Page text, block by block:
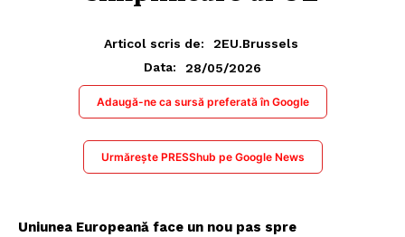
Articol scris de:
2EU.Brussels
Data:
28/05/2026
Adaugă-ne ca sursă preferată în Google
Urmărește PRESShub pe Google News
Uniunea Europeană face un nou pas spre